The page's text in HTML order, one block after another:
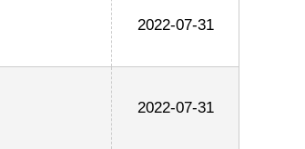
2022-07-31
2022-07-31